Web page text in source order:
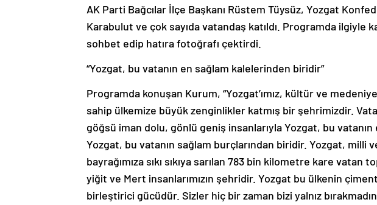
AK Parti Bağcılar İlçe Başkanı Rüstem Tüysüz, Yozgat
Karabulut ve çok sayıda vatandaş katıldı. Programda ilgiyle
sohbet edip hatıra fotoğrafı çektirdi.
“Yozgat, bu vatanın en sağlam kalelerinden biridir”
Programda konuşan Kurum, “Yozgat’ımız, kültür ve
sahip ülkemize büyük zenginlikler katmış bir şehrimizdir.
göğsü iman dolu, gönlü geniş insanlarıyla Yozgat, bu
Yozgat, bu vatanın sağlam burçlarından biridir. Yozgat, milli
bayrağımıza sıkı sıkıya sarılan 783 bin kilometre kare vatan
yiğit ve Mert insanlarımızın şehridir. Yozgat bu ülkenin
birleştirici gücüdür. Sizler hiç bir zaman bizi yalnız